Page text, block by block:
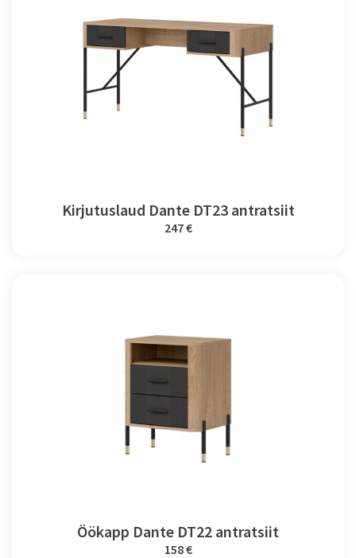
Kirjutuslaud Dante DT23 antratsiit
247 €
Öökapp Dante DT22 antratsiit
158 €